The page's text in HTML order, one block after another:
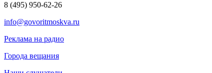
8 (495) 950-62-26
info@govoritmoskva.ru
Реклама на радио
Города вещания